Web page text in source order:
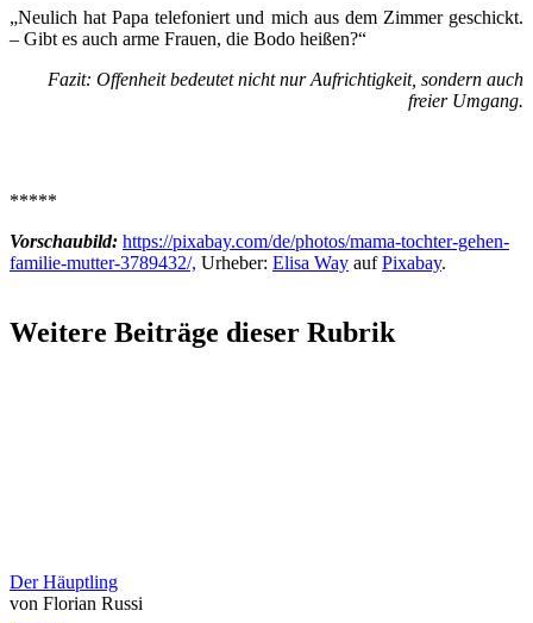
„Neulich hat Papa telefoniert und mich aus dem Zimmer geschickt.
– Gibt es auch arme Frauen, die Bodo heißen?“
Fazit: Offenheit bedeutet nicht nur Aufrichtigkeit, sondern auch
freier Umgang.
*****
Vorschaubild: https://pixabay.com/de/photos/mama-tochter-gehen-
familie-mutter-3789432/, Urheber: Elisa Way aufPixabay.
Weitere Beiträge dieser Rubrik
Der Häuptling
von Florian Russi